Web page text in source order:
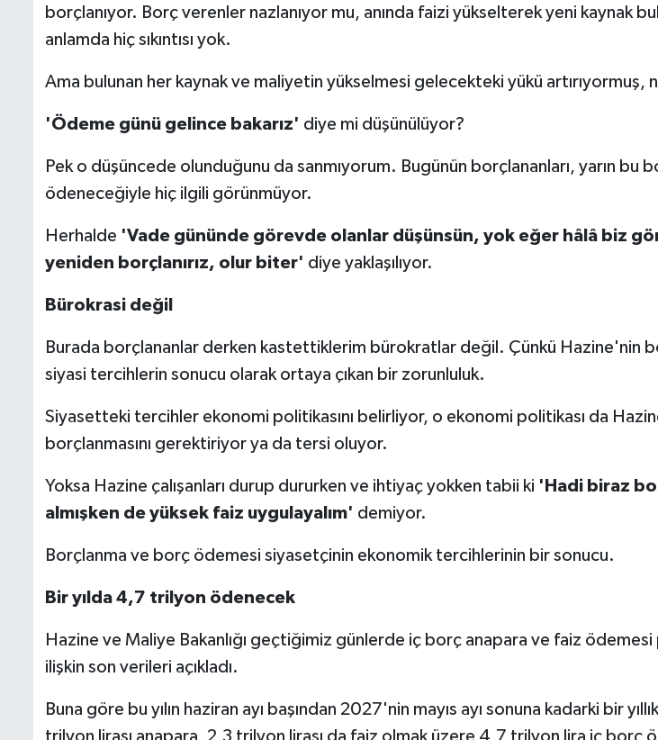
borçlanıyor. Borç verenler nazlanıyor mu, anında faizi yükselterek yeni kaynak
anlamda hiç sıkıntısı yok.
Ama bulunan her kaynak ve maliyetin yükselmesi gelecekteki yükü artırıyormuş,
'Ödeme günü gelince bakarız' diye mi düşünülüyor?
Pek o düşüncede olunduğunu da sanmıyorum. Bugünün borçlananları, yarın bu
ödeneceğiyle hiç ilgili görünmüyor.
Herhalde 'Vade gününde görevde olanlar düşünsün, yok eğer hâlâ biz
yeniden borçlanırız, olur biter' diye yaklaşılıyor.
Bürokrasi değil
Burada borçlananlar derken kastettiklerim bürokratlar değil. Çünkü Hazine'nin
siyasi tercihlerin sonucu olarak ortaya çıkan bir zorunluluk.
Siyasetteki tercihler ekonomi politikasını belirliyor, o ekonomi politikası da
borçlanmasını gerektiriyor ya da tersi oluyor.
Yoksa Hazine çalışanları durup dururken ve ihtiyaç yokken tabii ki 'Hadi biraz
almışken de yüksek faiz uygulayalım' demiyor.
Borçlanma ve borç ödemesi siyasetçinin ekonomik tercihlerinin bir sonucu.
Bir yılda 4,7 trilyon ödenecek
Hazine ve Maliye Bakanlığı geçtiğimiz günlerde iç borç anapara ve faiz
ilişkin son verileri açıkladı.
Buna göre bu yılın haziran ayı başından 2027'nin mayıs ayı sonuna kadarki bir